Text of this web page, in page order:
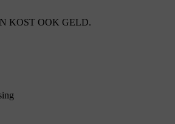
KOST OOK GELD.